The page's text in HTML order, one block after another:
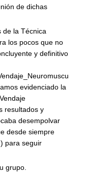
de dichas
de la Técnica
los pocos que no
y definitivo
evidenciado la
resultados y
desempolvar
desde siempre
para seguir
grupo.